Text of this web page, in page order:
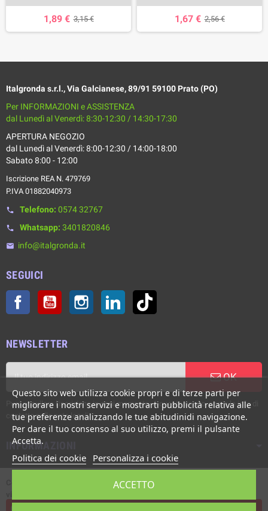
1,89 € 3,15 € 1,67 € 2,56 €
Italgronda s.r.l., Via Galcianese, 89/91 59100 Prato (PO)
Per INFORMAZIONI e ASSISTENZA
dal Lunedì al Venerdì: 8:30-12:30 / 14:30-17:30
APERTURA NEGOZIO
dal Lunedì al Venerdì: 8:00-12:30 / 14:00-18:00
Sabato 8:00 - 12:00
Iscrizione REA N. 479769
P.IVA 01882040973
phone Telefono: 0574 32767
phone Whatsapp: 3401820846
email info@italgronda.it
SEGUICI
Facebook YouTube Instagram LinkedIn
NEWSLETTER
OK
Puoi annullare l'iscrizione in ogni momento. A questo scopo, cerca le info di
contatto nelle note legali.
INFORMAZIONI
Questo sito web utilizza cookie propri e di terze parti per
migliorare i nostri servizi e mostrarti pubblicità relativa alle
tue preferenze analizzando le tue abitudinidi navigazione.
Per dare il tuo consenso al suo utilizzo, premi il pulsante
Accetta.
Politica dei cookie Personalizza i cookie
ACCETTO
Copyright © Italgronda s.r.l. 2002/2026. Tutti i diritti sono riservati. E'
Powered by Giotto s.r.l.